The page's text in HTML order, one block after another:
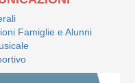
Famiglie e Alunni